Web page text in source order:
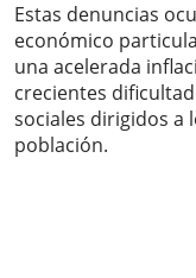
Estas denuncias
económico
una acelerada
crecientes
sociales dirigidos a
población.